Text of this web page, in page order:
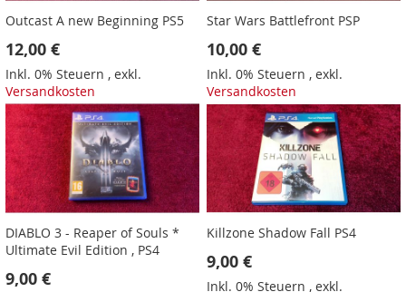
Outcast A new Beginning PS5
12,00 €
Inkl. 0% Steuern , exkl.
Versandkosten
Star Wars Battlefront PSP
10,00 €
Inkl. 0% Steuern ,exkl.
Versandkosten
DIABLO 3 - Reaper of Souls *
Ultimate Evil Edition , PS4
9,00 €
Killzone Shadow Fall PS4
9,00 €
Inkl. 0% Steuern ,exkl.